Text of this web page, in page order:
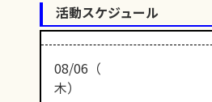
活動スケジュール
08/06（
木）